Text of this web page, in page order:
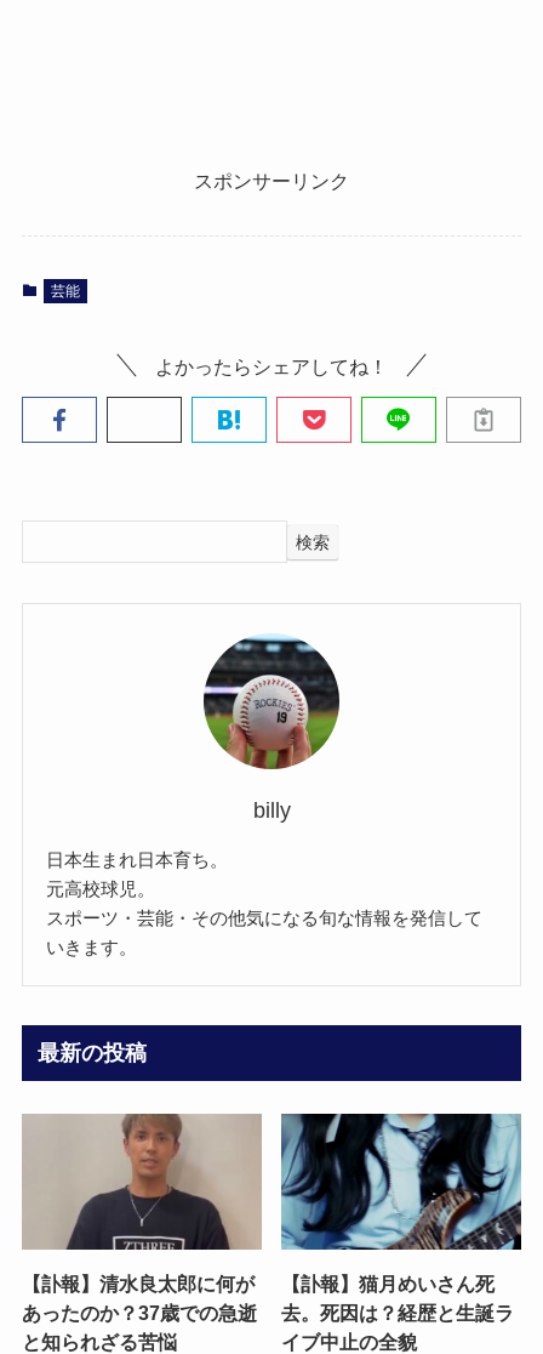
スポンサーリンク
芸能
よかったらシェアしてね！
検索
billy
日本生まれ日本育ち。
元高校球児。
スポーツ・芸能・その他気になる旬な情報を発信して
いきます。
最新の投稿
【訃報】清水良太郎に何が
あったのか？37歳での急逝
と知られざる苦悩
【訃報】猫月めいさん死
去。死因は？経歴と生誕ラ
イブ中止の全貌